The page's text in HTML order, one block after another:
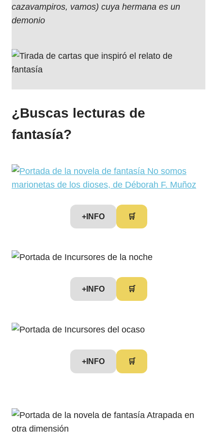
cazavampiros, vamos) cuya hermana es un
demonio
¿Buscas lecturas de
fantasía?
+INFO 🛒
+INFO 🛒
+INFO 🛒